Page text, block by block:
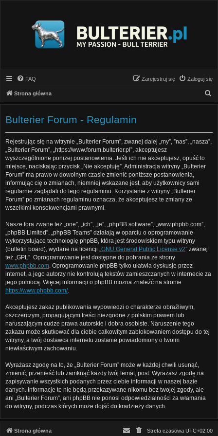
FAQ Zaloguj się
Zarejestruj się
Strona główna
z
Bulterier Forum - Regulamin
Rejestrując się na witrynie „Bulterier Forum”, zwanej dalej „my”, ”nas”, „nasza”,
„Bulterier Forum”, „https://www.forum.bulterier.pl”, akceptujesz
wyszczególnione poniżej postanowienia. Jeśli ich nie akceptujesz, opuść to
miejsce, naciskając przycisk „Nie akceptuję”. Administracja witryny „Bulterier
Forum” ma prawo w dowolnym czasie zmienić poniższe postanowienia,
informując cię o zmianach, niemniej wskazane jest, aby użytkownicy sami
regularnie zaglądali do tego regulaminu. Korzystanie z witryny „Bulterier
Forum” po zmianach regulaminu oznacza, że akceptujesz te zmiany ze
wszelkimi konsekwencjami prawnymi.
Nasze fora zwane też „one”, „ich”, „je”, „phpBB software”, „www.phpbb.com”,
„phpBB Limited”, „phpBB Teams” działają w oparciu o oprogramowanie
wykorzystujące technologię phpBB, która jest środowiskiem typu witryny
(bulletin board), wydane na licencji „GNU General Public License v2” zwanej
też „GPL”. Oprogramowanie jest dostępne do pobrania ze strony
www.phpbb.com. Oprogramowanie phpBB tylko ułatwia dyskusje przez
internet, a jego autorzy nie kontrolują tekstów zamieszczanych w internecie za
jego pomocą. Więcej informacji o phpBB można znaleźć na stronie
https://www.phpbb.com/.
Akceptujesz zakaz publikowania wypowiedzi o charakterze obraźliwym,
oszczerczym, propagującym treści niezgodne z polskim prawem lub
naruszającym cudze prawa autorskie i dobra osobiste. Naruszenie tego
zakazu może skutkować dla ciebie całkowitym zablokowaniem dostępu do tej
witryny, a twój dostawca internetu zostanie powiadomiony o twoim
niewłaściwym zachowaniu.
Wyrażasz zgodę na to, że „Bulterier Forum” może w każdej chwili usunąć,
zmienić, przenieść lub zamknąć każdy twój temat, post. Wyrażasz zgodę na
zapisywanie wszystkich podanych przez ciebie informacji w naszej bazie
danych. Informacje te nie będą przekazywane nikomu bez twojej zgody, ale
ani „Bulterier Forum”, ani phpBB nie ponosi odpowiedzialności za włamania
do witryny, podczas których może dojść do kradzieży danych.
Strona główna Strefa czasowa UTC+02:00